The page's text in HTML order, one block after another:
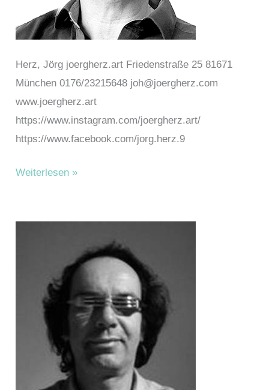
Herz, Jörg joergherz.art Friedenstraße 25 81671
München 0176/23215648 joh@joergherz.com
www.joergherz.art
https://www.instagram.com/joergherz.art/
https://www.facebook.com/jorg.herz.9
Herz,
Weiterlesen »